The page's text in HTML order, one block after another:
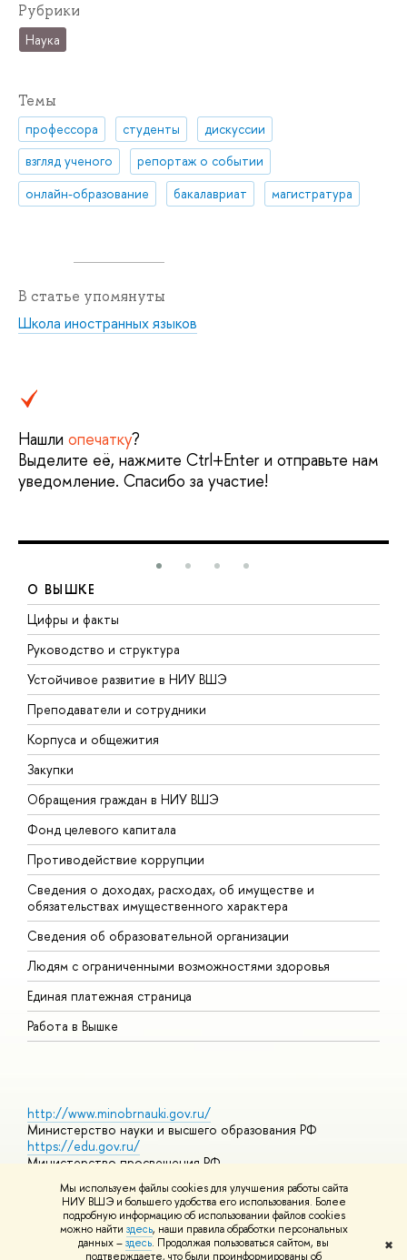
Мы используем файлы cookies для улучшения работы сайта
НИУ ВШЭ и большего удобства его использования. Более
подробную информацию об использовании файлов cookies
можно найти здесь, наши правила обработки персональных
данных –здесь. Продолжая пользоваться сайтом, вы
подтверждаете, что были проинформированы об
✖
Рубрики
Наука
Темы
профессора студенты
дискуссии
взгляд ученого
репортаж о событии
онлайн-образование
бакалавриат магистратура
В статье упомянуты
Школа иностранных языков
Нашли опечатку?
Выделите её, нажмите Ctrl+Enter и отправьте нам
уведомление. Спасибо за участие!
О ВЫШКЕ
Цифры и факты
Руководство и структура
Устойчивое развитие в НИУ ВШЭ
Преподаватели и сотрудники
Корпуса и общежития
Закупки
Обращения граждан в НИУ ВШЭ
Фонд целевого капитала
Противодействие коррупции
Сведения о доходах, расходах, об имуществе и
обязательствах имущественного характера
Сведения об образовательной организации
Людям с ограниченными возможностями здоровья
Единая платежная страница
Работа в Вышке
http://www.minobrnauki.gov.ru/
Министерство науки и высшего образования РФ
https://edu.gov.ru/
Министерство просвещения РФ
https://elearning.hse.ru/mooc
Массовые открытые онлайн-курсы
© НИУ ВШЭ 1993–2026 Адреса и контактыУсловия